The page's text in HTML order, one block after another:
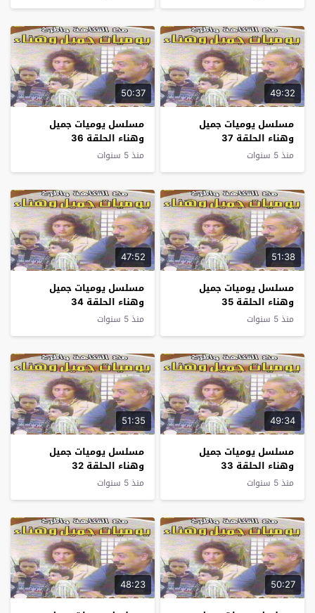
49:32
مسلسل يوميات جميل
وهناء الحلقة 37
منذ 5 سنوات
50:37
مسلسل يوميات جميل
وهناء الحلقة 36
منذ 5 سنوات
51:38
مسلسل يوميات جميل
وهناء الحلقة 35
منذ 5 سنوات
47:52
مسلسل يوميات جميل
وهناء الحلقة 34
منذ 5 سنوات
49:34
مسلسل يوميات جميل
وهناء الحلقة 33
منذ 5 سنوات
51:35
مسلسل يوميات جميل
وهناء الحلقة 32
منذ 5 سنوات
50:27
48:23